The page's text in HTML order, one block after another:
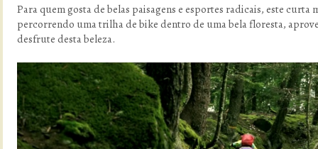
Para quem gosta de belas paisagens e esportes radicais, este curta
percorrendo uma trilha de bike dentro de uma bela floresta,
desfrute desta beleza.